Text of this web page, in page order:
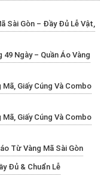
Sài Gòn – Đầy Đủ Lễ Vật,
49 Ngày – Quần Áo Vàng
Giấy Cúng Và Combo
Giấy Cúng Và Combo
Từ Vàng Mã Sài Gòn
Đủ & Chuẩn Lễ